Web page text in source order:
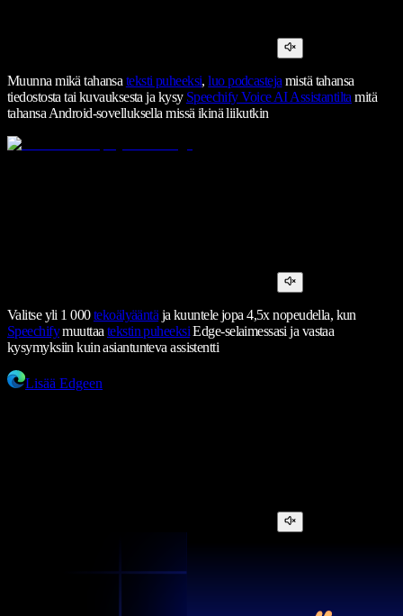
Muunna mikä tahansa teksti puheeksi,luo podcasteja mistä tahansa
tiedostosta tai kuvauksesta ja kysy Speechify Voice AI Assistantilta mitä
tahansa Android-sovelluksella missä ikinä liikutkin
Valitse yli 1 000tekoälyääntä ja kuuntele jopa 4,5x nopeudella, kun
Speechifymuuttaa tekstin puheeksiEdge-selaimessasi ja vastaa
kysymyksiin kuin asiantunteva assistentti
Lisää Edgeen